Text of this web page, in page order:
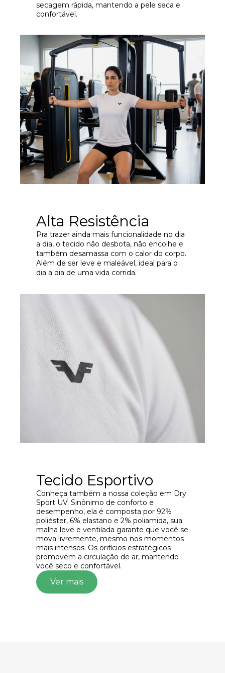
secagem rápida, mantendo a pele seca e
confortável.
Alta Resistência
Pra trazer ainda mais funcionalidade no dia
a dia, o tecido não desbota, não encolhe e
também desamassa com o calor do corpo.
Além de ser leve e maleável, ideal para o
dia a dia de uma vida corrida.
Tecido Esportivo
Conheça também a nossa coleção em Dry
Sport UV. Sinônimo de conforto e
desempenho, ela é composta por 92%
poliéster, 6% elastano e 2% poliamida, sua
malha leve e ventilada garante que você se
mova livremente, mesmo nos momentos
mais intensos. Os orifícios estratégicos
promovem a circulação de ar, mantendo
você seco e confortável.
Ver mais